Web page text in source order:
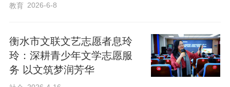
教育 2026-6-8
衡水市文联文艺志愿者息玲
玲：深耕青少年文学志愿服
务 以文筑梦润芳华